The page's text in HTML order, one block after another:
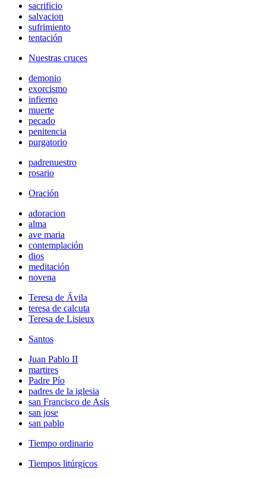
sacrificio
salvacion
sufrimiento
tentación
Nuestras cruces
demonio
exorcismo
infierno
muerte
pecado
penitencia
purgatorio
padrenuestro
rosario
Oración
adoracion
alma
ave maria
contemplación
dios
meditación
novena
Teresa de Ávila
teresa de calcuta
Teresa de Lisieux
Santos
Juan Pablo II
martires
Padre Pío
padres de la iglesia
san Francisco de Asís
san jose
san pablo
Tiempo ordinario
Tiempos litúrgicos